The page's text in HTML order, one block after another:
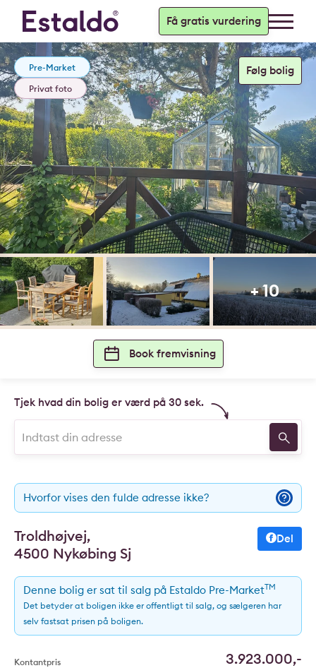
Få gratis vurdering
Pre-Market
Privat foto
+ 10
Book fremvisning
Tjek hvad din bolig er værd på 30 sek.
Hvorfor vises den fulde adresse ikke?
Troldhøjvej,
4500 Nykøbing Sj
Del
Denne bolig er sat til salg på Estaldo Pre-MarketTM
Det betyder at boligen ikke er offentligt til salg, og sælgeren har
selv fastsat prisen på boligen.
Kontantpris 3.923.000,-